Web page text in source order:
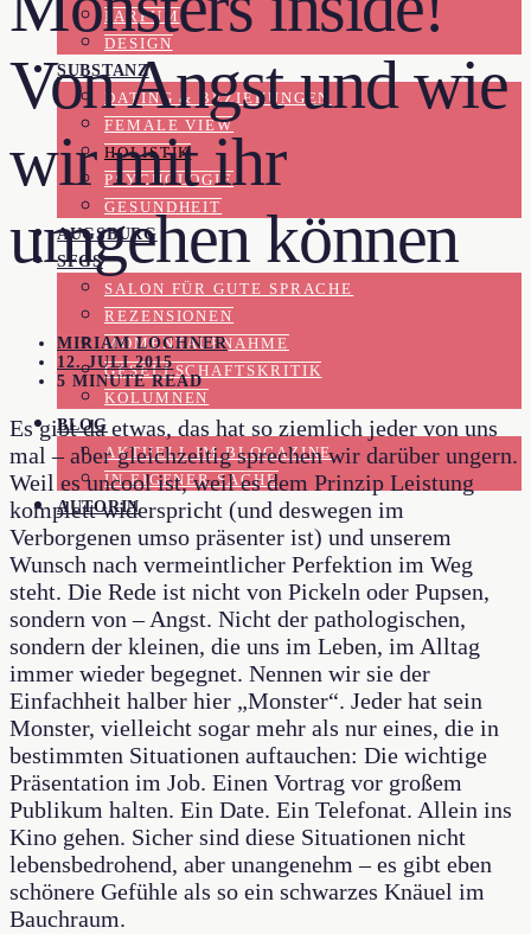
PARFUM
DESIGN
SUBSTANZ
DATING & BEZIEHUNGEN
FEMALE VIEW
HOLISTIK
PSYCHOLOGIE
GESUNDHEIT
AUGSBURG
SFGS
SALON FÜR GUTE SPRACHE
REZENSIONEN
MOMENTAUFNAHME
GESELLSCHAFTSKRITIK
KOLUMNEN
BLOG
AKTUELL IM BLOGAZINE
IN EIGENER SACHE
AUTORIN
Von Angst und wie
wir mit ihr
umgehen können
MIRIAM LOCHNER
12. JULI 2015
5 MINUTE READ
Es gibt da etwas, das hat so ziemlich jeder von uns
mal – aber gleichzeitig sprechen wir darüber ungern.
Weil es uncool ist, weil es dem Prinzip Leistung
komplett widerspricht (und deswegen im
Verborgenen umso präsenter ist) und unserem
Wunsch nach vermeintlicher Perfektion im Weg
steht. Die Rede ist nicht von Pickeln oder Pupsen,
sondern von – Angst. Nicht der pathologischen,
sondern der kleinen, die uns im Leben, im Alltag
immer wieder begegnet. Nennen wir sie der
Einfachheit halber hier „Monster“. Jeder hat sein
Monster, vielleicht sogar mehr als nur eines, die in
bestimmten Situationen auftauchen: Die wichtige
Präsentation im Job. Einen Vortrag vor großem
Publikum halten. Ein Date. Ein Telefonat. Allein ins
Kino gehen. Sicher sind diese Situationen nicht
lebensbedrohend, aber unangenehm – es gibt eben
schönere Gefühle als so ein schwarzes Knäuel im
Bauchraum.